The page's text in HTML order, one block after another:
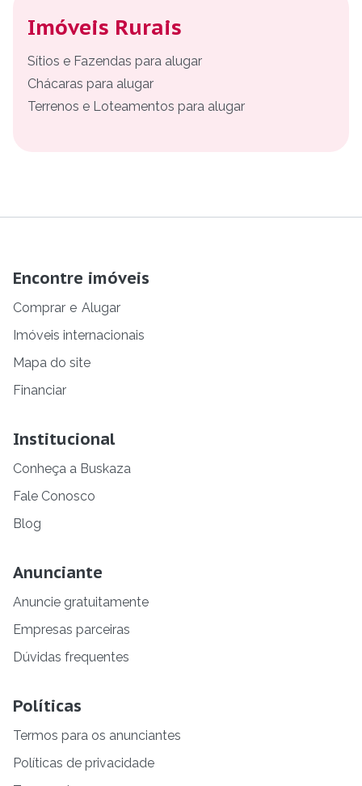
Imóveis Rurais
Sítios e Fazendas para alugar
Chácaras para alugar
Terrenos e Loteamentos para alugar
Encontre imóveis
Comprar e Alugar
Imóveis internacionais
Mapa do site
Financiar
Institucional
Conheça a Buskaza
Fale Conosco
Blog
Anunciante
Anuncie gratuitamente
Empresas parceiras
Dúvidas frequentes
Políticas
Termos para os anunciantes
Políticas de privacidade